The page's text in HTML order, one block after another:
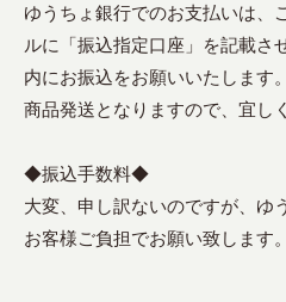
ゆうちょ銀行でのお支払いは、
ルに「振込指定口座」を記載さ
内にお振込をお願いいたします
商品発送となりますので、宜し
◆振込手数料◆
大変、申し訳ないのですが、ゆ
お客様ご負担でお願い致します。